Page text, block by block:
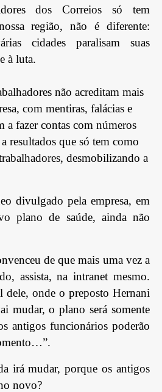
dos Correios só tem
região, não é diferente:
cidades paralisam suas
à luta.
não acreditam mais
com mentiras, falácias e
a fazer contas com números
resultados que só tem como
desmobilizando a
divulgado pela empresa, em
plano de saúde, ainda não
de que mais uma vez a
assista, na intranet mesmo.
dele, onde o preposto Hernani
mudar, o plano será somente
antigos funcionários poderão
irá mudar, porque os antigos
novo?